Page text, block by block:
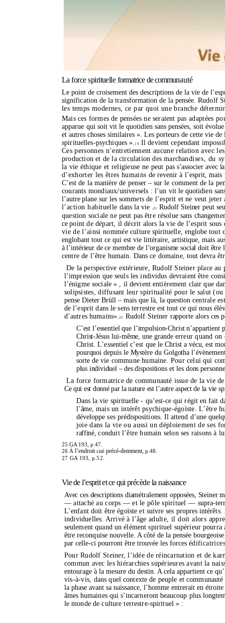
La force spirituelleformatrice de communauté
Le point de croisement des descriptions de la vie de
signification de la transformation de la pensée. Rudolf
les temps modernes, ce par quoi une branche
Mais ces formes de pensées ne seraient pas adaptées
apparue qui soitvit le quotidien sans pensées, soit évolue
et autres choses similaires ». Les porteurs de cette vie de
spirituelles-psychiques». 19Il devient cependant impos
Ces personnes n’entretiennent aucune relation avec
production et de la circulation des marchandises, du
la vie éthique et religieuse ne peut pas s’associeravec
d’exhorter les êtres humains de revenir à l’esprit,
C’est de la manière de penser – sur le comment de la
courants mondiaux/universels :l’un vit le quotidien
l’autreplane sur les sommets de l’esprit et ne veut jeter
l’action habituelledans la vie .21 Rudolf Steiner peut
question sociale ne peut pas être résolue sans
cepoint de départ, il décrit alors la vie de l’esprit sous
vie de l’ainsi nomméeculture spirituelle, englobe tout
englobant tout ce qui est vie littéraire, artistique, mais
àl’intérieur de ce membre de l’organisme social doit être
centrede l’être humain. Dans ce domaine, tout devra
De laperspective extérieure, Rudolf Steiner place au
l’impression que seuls les individus devraient être
l’énigmesociale » , il devient entièrement clair que
solipsistes, diffusant leur spiritualité pour le salut (ou
pense Dieter Brüll – mais que là, la question centrale
del’esprit dans le sens terrestreest tout ce qui nous
d’autres humains».25 Rudolf Steiner rapporte alors ces
C’est l’essentiel que l’impulsion-Christ n’appartient
Christ-Jésus lui-même, une grande erreur quand
Christ. L’essentiel c’est que le Christa vécu, est
pourquoi depuis le Mystère du Golgotha
sorte de vie commune humaine. Pour celuiqui
plus individuel –des dispositions et les dons
La force formatrice de communauté issue de la vie
Ce qui est donné par la nature estl’autreaspect de la vie
Dans la vie spirituelle - qu’est-ce qui régit en fait
l’âme, mais un intérêt psychique-égoïste. L’être
développe ses prédispositions. Ilattend d’une
joie dans la vie ou aussi un déploiement de ses
raffiné,conduitl’être humain selon ses raisons à
25 GA 193, p.47.
26 À l’endroit cité précé-demment, p.48.
27 GA 193, p.52.
Vie del’espritet ce qui précède la naissance
Avec ces descriptions diamétralement opposées, Steiner
— attaché au corps — et le pôle spirituel — supra-
L’enfantdoit être égoïsteet suivre ses propres
individuelles. Arrivé à l’âge adulte, il doit alors
seulementquand un élément spirituel supérieur
être reconquise nouvelle . A côté de la pensée
par celle-ci pourront être trouvée les forces
Pour Rudolf Steiner,l’idée de réincarnation et de
commun avec les hiérarchies supérieures avant la
entourage à la mesure du destin. A cela appartient ce
vis-à-vis, dans quel contexte de peuple et
la phase avant sa naissance, l’hommeentrerait en étroite
âmes humaines qui s’incarnerontbeaucoup plus
le monde de culture terrestre-spirituel » :